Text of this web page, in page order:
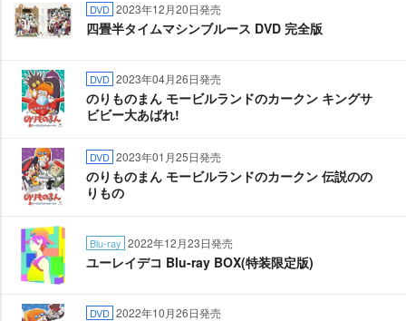
DVD 2023年12月20日発売
四畳半タイムマシンブルース DVD 完全版
DVD 2023年04月26日発売
のりものまん モービルランドのカークン キングサ
ビビー大あばれ!
DVD 2023年01月25日発売
のりものまん モービルランドのカークン 伝説のの
りもの
Blu-ray 2022年12月23日発売
ユーレイデコ Blu-ray BOX(特装限定版)
DVD 2022年10月26日発売